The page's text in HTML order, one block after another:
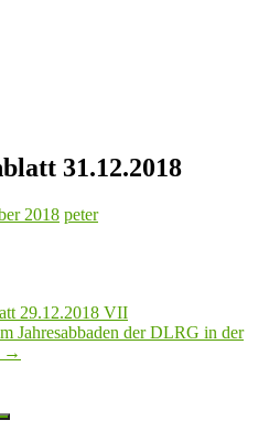
31.12.2018
2018 peter
29.12.2018 VII
Jahresabbaden der DLRG in der
→